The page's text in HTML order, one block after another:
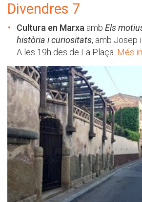
Divendres 7
Cultura en Marxa amb Els
història i curiositats, amb Josep
A les 19h des de La Plaça. Més